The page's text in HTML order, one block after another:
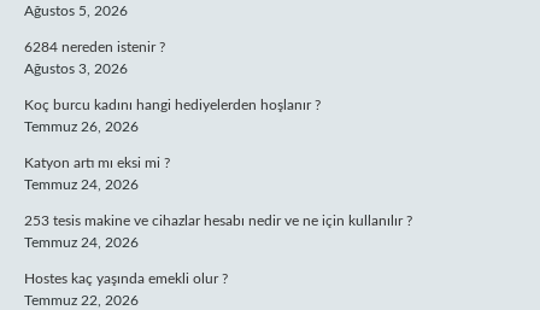
Ağustos 5, 2026
6284 nereden istenir ?
Ağustos 3, 2026
Koç burcu kadını hangi hediyelerden hoşlanır ?
Temmuz 26, 2026
Katyon artı mı eksi mi ?
Temmuz 24, 2026
253 tesis makine ve cihazlar hesabı nedir ve ne için kullanılır ?
Temmuz 24, 2026
Hostes kaç yaşında emekli olur ?
Temmuz 22, 2026